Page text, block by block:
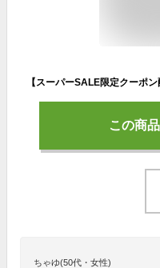
この商
ちゃゆ(50代・女性)